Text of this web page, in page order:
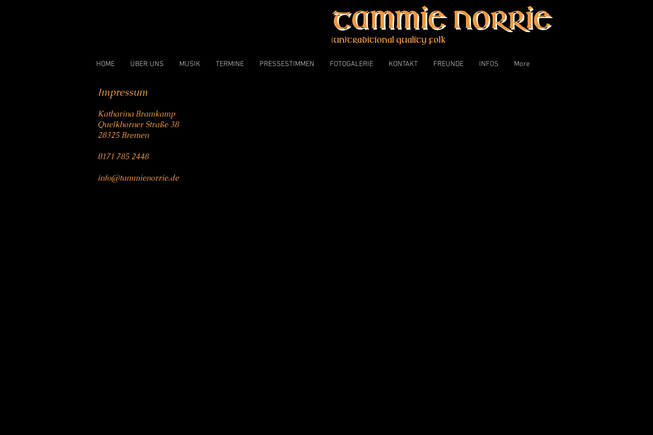
Tammie Norrie
(un)traditional quality folk
HOME ÜBER UNS MUSIK TERMINE PRESSESTIMMEN FOTOGALERIE KONTAKT FREUNDE INFOS More
Impressum
Katharina Bramkamp
Quelkhorner Straße 38
28325 Bremen
0171 785 2448
info@tammienorrie.de